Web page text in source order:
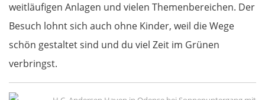
weitläufigen Anlagen und vielen Themenbereichen. Der
Besuch lohnt sich auch ohne Kinder, weil die Wege
schön gestaltet sind und du viel Zeit im Grünen
verbringst.
Ljubljana
Italien